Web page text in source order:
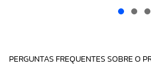
PERGUNTAS FREQUENTES SOBRE O